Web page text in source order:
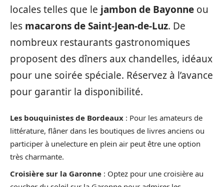
locales telles que le jambon de Bayonne ou
les macarons de Saint-Jean-de-Luz. De
nombreux restaurants gastronomiques
proposent des dîners aux chandelles, idéaux
pour une soirée spéciale. Réservez à l’avance
pour garantir la disponibilité.
Les bouquinistes de Bordeaux : Pour les amateurs de
littérature, flâner dans les boutiques de livres anciens ou
participer à unelecture en plein air peut être une option
très charmante.
Croisière sur la Garonne : Optez pour une croisière au